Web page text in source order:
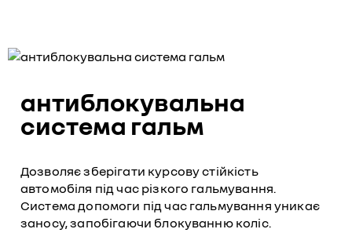
антиблокувальна
система гальм
Дозволяє зберігати курсову стійкість
автомобіля під час різкого гальмування.
Система допомоги під час гальмування уникає
заносу, запобігаючи блокуванню коліс.